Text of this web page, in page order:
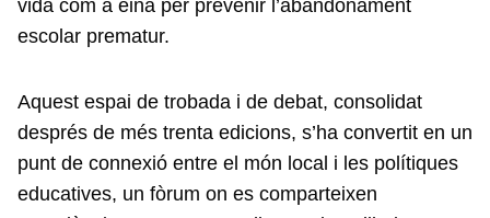
vida com a eina per prevenir l’abandonament
escolar prematur.
Aquest espai de trobada i de debat, consolidat
després de més trenta edicions, s’ha convertit en un
punt de connexió entre el món local i les polítiques
educatives, un fòrum on es comparteixen